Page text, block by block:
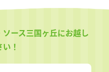
ース三国ヶ丘にお越し
！